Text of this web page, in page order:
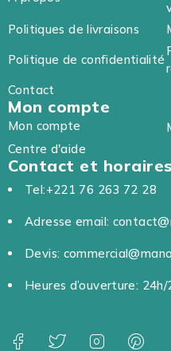
Politiques de livraisons
Politique de confidentialité
Contact
Mon compte
Mon compte
Centre d'aide
Contact et horaires
Tel:+221 76 263 72 28
Adresse email:
Devis:
Heures d’ouverture: 24h/